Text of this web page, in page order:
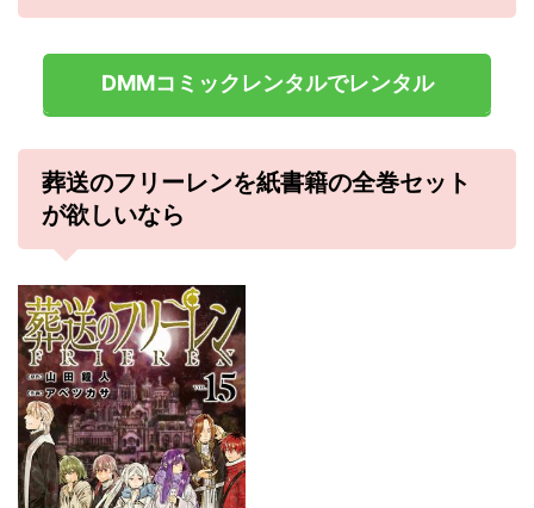
DMMコミックレンタルでレンタル
葬送のフリーレンを紙書籍の全巻セット
が欲しいなら